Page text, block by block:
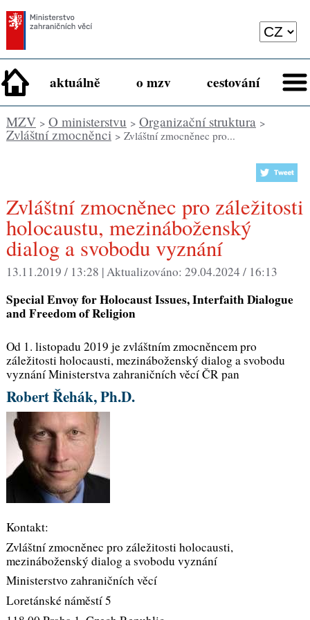
aktuálně o mzv cestování
MZV> O ministerstvu > Organizační struktura>
Zvláštní zmocněnci> Zvláštní zmocněnec pro...
Zvláštní zmocněnec pro záležitosti
holocaustu, mezináboženský
dialog a svobodu vyznání
13.11.2019 / 13:28 |Aktualizováno: 29.04.2024 / 16:13
Special Envoy for Holocaust Issues, Interfaith Dialogue
and Freedom of Religion
Od 1. listopadu 2019 je zvláštním zmocněncem pro
záležitosti holocausti, mezináboženský dialog a svobodu
vyznání Ministerstva zahraničních věcí ČR pan
Robert Řehák, Ph.D.
Kontakt:
Zvláštní zmocněnec pro záležitosti holocausti,
mezináboženský dialog a svobodu vyznání
Ministerstvo zahraničních věcí
Loretánské náměstí 5